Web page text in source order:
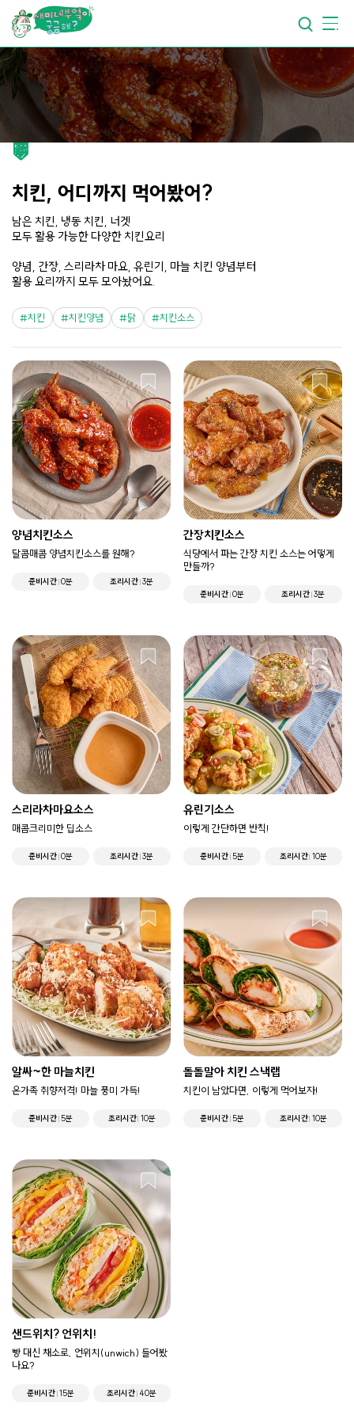
요리가건강해지는 부엌
요리가쉬워지는부엌
치킨, 어디까지 먹어봤어?
남은 치킨, 냉동 치킨, 너겟
모두 활용 가능한 다양한 치킨요리
양념, 간장, 스리라차 마요, 유린기, 마늘 치킨 양념부터
활용 요리까지 모두 모아놨어요.
치킨 치킨양념 닭 치킨소스
양념치킨소스
달콤매콤 양념치킨소스를 원해?
준비시간 0분 조리시간 3분
간장치킨소스
식당에서 파는 간장 치킨 소스는 어떻게
만들까?
준비시간 0분 조리시간 3분
스리라차마요소스
매콤크리미한 딥소스
준비시간 0분 조리시간 3분
유린기소스
이렇게 간단하면 반칙!
준비시간 5분 조리시간 10분
알싸~한 마늘치킨
온가족 취향저격! 마늘 풍미 가득!
준비시간 5분 조리시간 10분
돌돌말아 치킨 스낵랩
치킨이 남았다면, 이렇게 먹어보자!
준비시간 5분 조리시간 10분
샌드위치? 언위치!
빵 대신 채소로, 언위치(unwich) 들어봤
나요?
준비시간 15분 조리시간 40분